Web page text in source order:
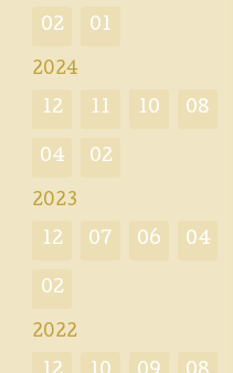
02 01
2024
12 11 10 08
04 02
2023
12 07 06 04
02
2022